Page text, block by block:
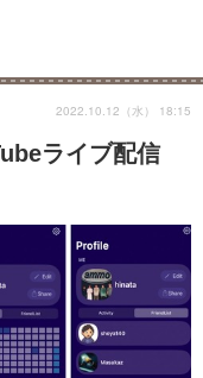
ライブ配信
2022.10.12（水） 18:15